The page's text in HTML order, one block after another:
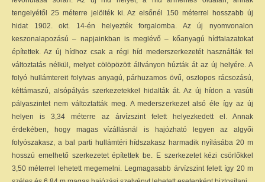
tengelyétől 25 méterre jelölték ki. Az elsőnél 150 méterrel hosszabb új
hidat 1902. okt. 14-én helyezték forgalomba. Az új nyomvonalon
keszonalapozású – napjainkban is meglévő – kőanyagú hídfalazatokat
építettek. Az új hídhoz csak a régi híd mederszerkezetét használták fel
változtatás nélkül, melyet cölöpözött állványon húzták át az új helyére. A
folyó hullámtereit folytvas anyagú, párhuzamos övű, oszlopos rácsozású,
kéttámaszú, alsópályás szerkezetekkel hidalták át. Az új hídon a vasúti
pályaszintet nem változtatták meg. A mederszerkezet alsó éle így az új
helyen is 3,34 méterre az árvízszint felett helyezkedett el. Annak
érdekében, hogy magas vízállásnál is hajózható legyen az algyői
folyószakasz, a bal parti hullámtéri hídszakasz harmadik nyílásába 20 m
hosszú emelhető szerkezetet építettek be. E szerkezetet kézi csörlőkkel
3,50 méterrel lehetett megemelni. Legmagasabb árvízszint felett így 20 m